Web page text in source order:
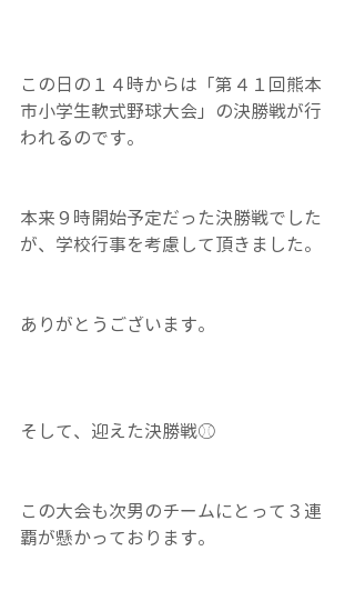
この日の１４時からは「第４１回熊本
市小学生軟式野球大会」の決勝戦が行
われるのです。
本来９時開始予定だった決勝戦でした
が、学校行事を考慮して頂きました。
ありがとうございます。
そして、迎えた決勝戦⚾
この大会も次男のチームにとって３連
覇が懸かっております。